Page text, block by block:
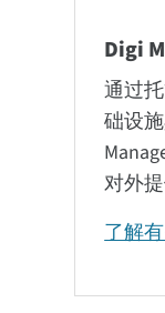
Digi
通过
础设
对外提
了解